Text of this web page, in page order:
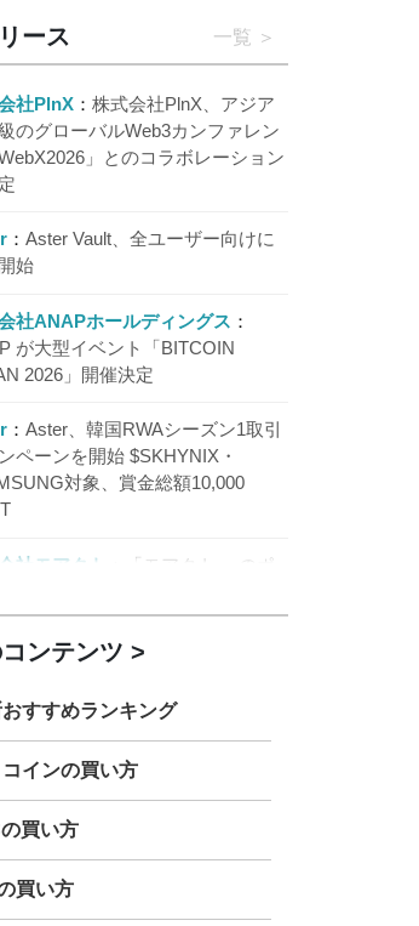
ース 一覧
社PlnX
株式会社PlnX、アジア
のグローバルWeb3カンファレン
」とのコラボレーション
Aster Vault、全ユーザー向けに
始
社ANAPホールディングス
が大型イベント「BITCOIN
2026」開催決定
Aster、韓国RWAシーズン1取引
ペーンを開始 $SKHYNIX・
対象、賞金総額10,000
社モアクト
「モアクト」 のポ
」を追加
ーブルコイン「JPYSC」徹底解
ナーを開催
ンテンツ
すすめランキング
コインの買い方
買い方
買い方